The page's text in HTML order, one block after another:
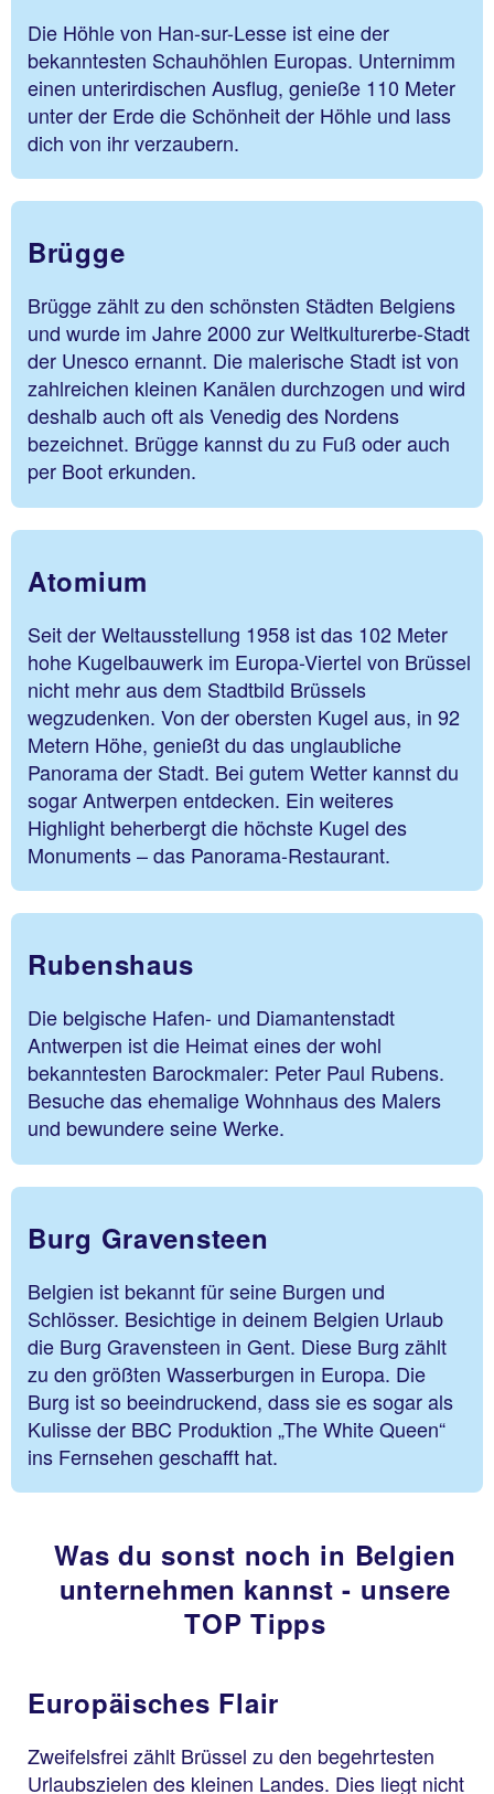
Die Höhle von Han-sur-Lesse ist eine der
bekanntesten Schauhöhlen Europas. Unternimm
einen unterirdischen Ausflug, genieße 110 Meter
unter der Erde die Schönheit der Höhle und lass
dich von ihr verzaubern.
Brügge
Brügge zählt zu den schönsten Städten Belgiens
und wurde im Jahre 2000 zur Weltkulturerbe-Stadt
der Unesco ernannt. Die malerische Stadt ist von
zahlreichen kleinen Kanälen durchzogen und wird
deshalb auch oft als Venedig des Nordens
bezeichnet. Brügge kannst du zu Fuß oder auch
per Boot erkunden.
Atomium
Seit der Weltausstellung 1958 ist das 102 Meter
hohe Kugelbauwerk im Europa-Viertel von Brüssel
nicht mehr aus dem Stadtbild Brüssels
wegzudenken. Von der obersten Kugel aus, in 92
Metern Höhe, genießt du das unglaubliche
Panorama der Stadt. Bei gutem Wetter kannst du
sogar Antwerpen entdecken. Ein weiteres
Highlight beherbergt die höchste Kugel des
Monuments – das Panorama-Restaurant.
Rubenshaus
Die belgische Hafen- und Diamantenstadt
Antwerpen ist die Heimat eines der wohl
bekanntesten Barockmaler: Peter Paul Rubens.
Besuche das ehemalige Wohnhaus des Malers
und bewundere seine Werke.
Burg Gravensteen
Belgien ist bekannt für seine Burgen und
Schlösser. Besichtige in deinem Belgien Urlaub
die Burg Gravensteen in Gent. Diese Burg zählt
zu den größten Wasserburgen in Europa. Die
Burg ist so beeindruckend, dass sie es sogar als
Kulisse der BBC Produktion „The White Queen“
ins Fernsehen geschafft hat.
Was du sonst noch in Belgien
unternehmen kannst - unsere
TOP Tipps
Europäisches Flair
Zweifelsfrei zählt Brüssel zu den begehrtesten
Urlaubszielen des kleinen Landes. Dies liegt nicht